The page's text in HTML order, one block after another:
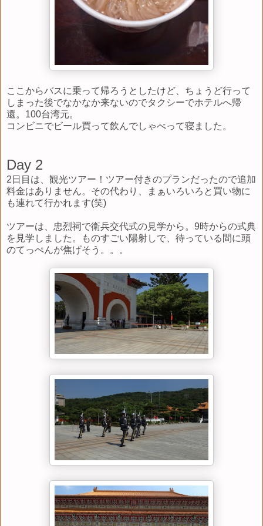
ここからバスに乗って帰ろうとしたけど、ちょうど行って
しまった後でなかなか来ないのでタクシーでホテルへ帰
還。100台湾元。
コンビニでビール買って飲んでしゃべって寝ました。
Day 2
2日目は、観光ツアー！ツアー付きのプランだったので追加
料金はありません。その代わり、まぁいろいろと買い物に
も連れて行かれます(笑)
ツアーは、忠烈祠で衛兵交代式の見学から。9時からの式典
を見学しました。ものすごい陽射しで、待っている間に頭
のてっぺんが焦げそう。。。